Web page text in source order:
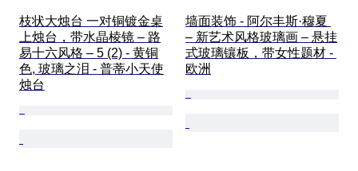
枝状大烛台 一对铜镀金桌
上烛台，带水晶棱镜 – 路
易十六风格 – 5 (2) - 黄铜
色, 玻璃之泪 - 普蒂小天使
烛台
墙面装饰 - 阿尔丰斯·穆夏
– 新艺术风格玻璃画 – 悬挂
式玻璃镶板，带女性题材 -
欧洲